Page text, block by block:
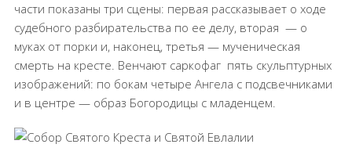
части показаны три сцены: первая рассказывает о ходе
судебного разбирательства по ее делу, вторая — о
муках от порки и, наконец, третья — мученическая
смерть на кресте. Венчают саркофаг пять скульптурных
изображений: по бокам четыре Ангела с подсвечниками
и в центре — образ Богородицы с младенцем.